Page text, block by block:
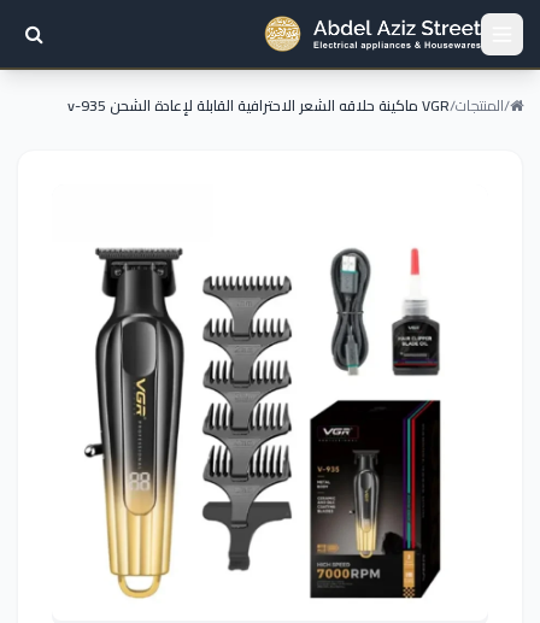
/المنتجات/VGR ماكينة حلاقه الشعر الاحترافية القابلة لإعادة الشحن v-935